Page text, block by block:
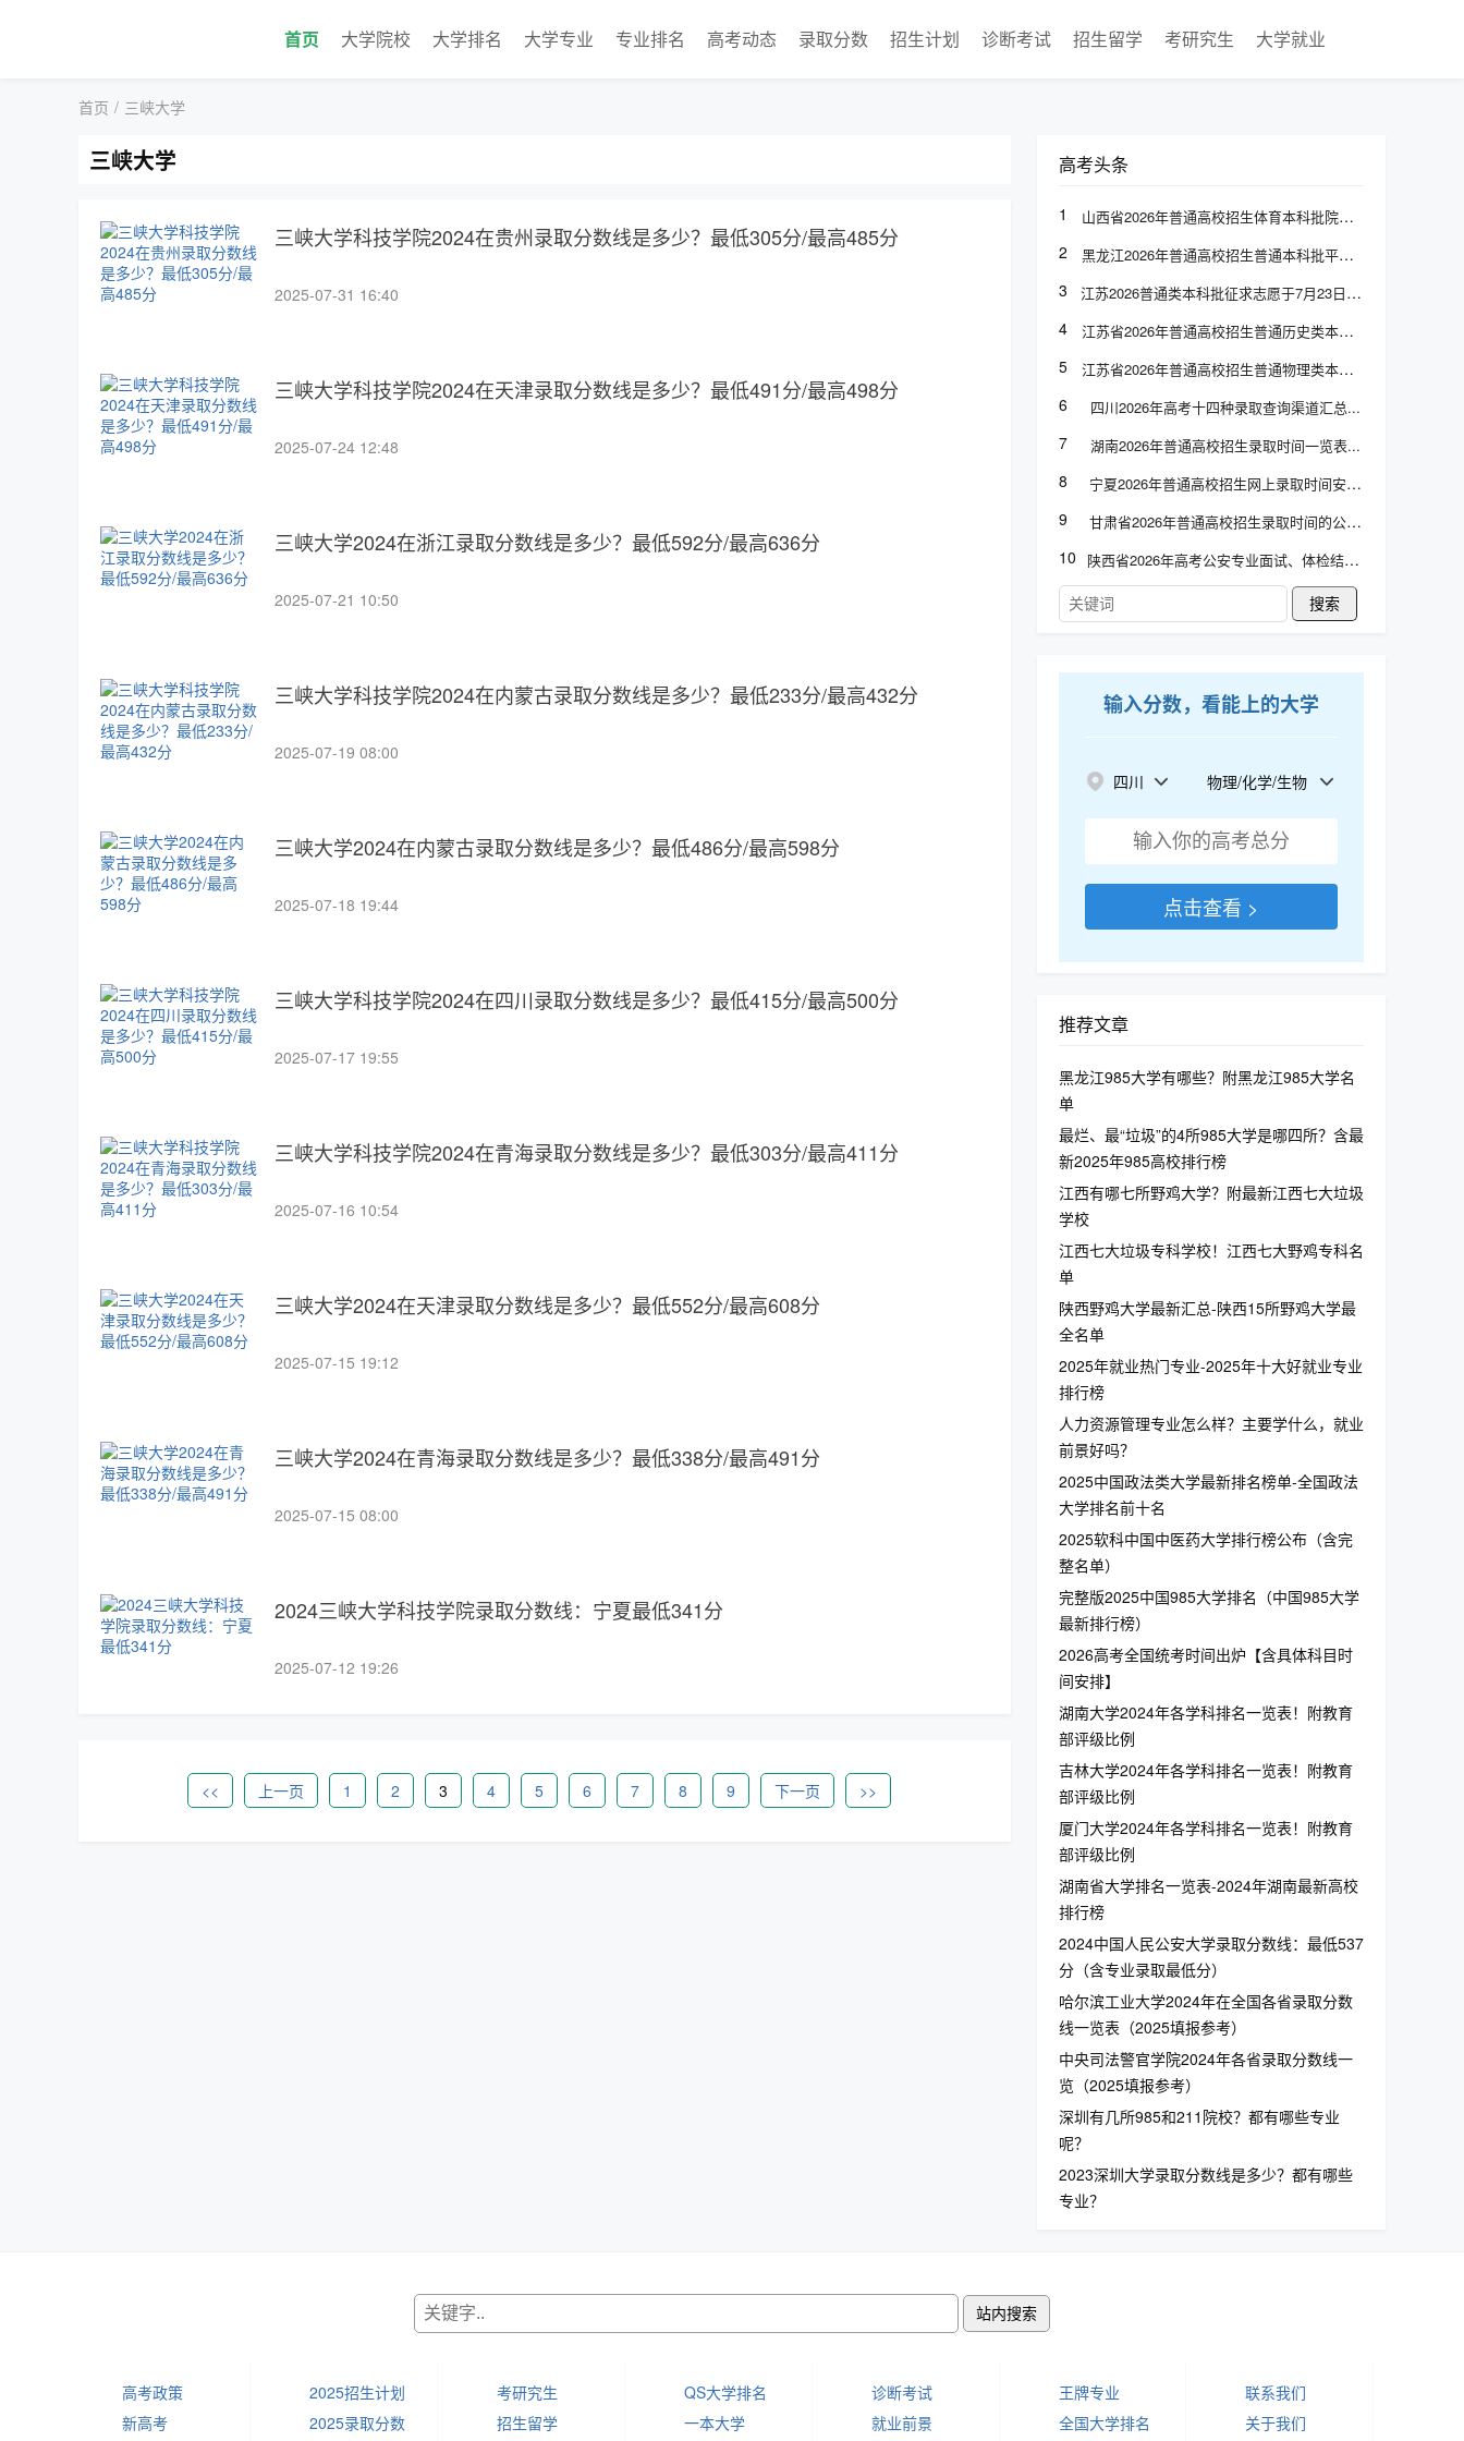
首页 大学院校 大学排名 大学专业 专业排名 高考动态 录取分数 招生计划 诊断考试 招生留学 考研究生 大学就业
首页 / 三峡大学
三峡大学
三峡大学科技学院2024在贵州录取分数线是多少？最低305分/最高485分
2025-07-31 16:40
三峡大学科技学院2024在天津录取分数线是多少？最低491分/最高498分
2025-07-24 12:48
三峡大学2024在浙江录取分数线是多少？最低592分/最高636分
2025-07-21 10:50
三峡大学科技学院2024在内蒙古录取分数线是多少？最低233分/最高432分
2025-07-19 08:00
三峡大学2024在内蒙古录取分数线是多少？最低486分/最高598分
2025-07-18 19:44
三峡大学科技学院2024在四川录取分数线是多少？最低415分/最高500分
2025-07-17 19:55
三峡大学科技学院2024在青海录取分数线是多少？最低303分/最高411分
2025-07-16 10:54
三峡大学2024在天津录取分数线是多少？最低552分/最高608分
2025-07-15 19:12
三峡大学2024在青海录取分数线是多少？最低338分/最高491分
2025-07-15 08:00
2024三峡大学科技学院录取分数线：宁夏最低341分
2025-07-12 19:26
<< 上一页 1 2 3 4 5 6 7 8 9 下一页 >>
高考头条
1
山西省2026年普通高校招生体育本科批院校专业组投档最低分
2
黑龙江2026年普通高校招生普通本科批平行志愿投档分数线发布
3
江苏2026普通类本科批征求志愿于7月23日上午9:00至下午3:00填报
4
江苏省2026年普通高校招生普通历史类本科批次征求志愿计划
5
江苏省2026年普通高校招生普通物理类本科批次征求志愿计划
6
四川2026年高考十四种录取查询渠道汇总
7 湖南2026年普通高校招生录取时间一览表
8
宁夏2026年普通高校招生网上录取时间安排
9
甘肃省2026年普通高校招生录取时间的公告
10
陕西省2026年高考公安专业面试、体检结论查询
搜索
输入分数，看能上的大学
四川 物理/化学/生物
点击查看 >
推荐文章
黑龙江985大学有哪些？附黑龙江985大学名
单
最烂、最“垃圾”的4所985大学是哪四所？含最
新2025年985高校排行榜
江西有哪七所野鸡大学？附最新江西七大垃圾
学校
江西七大垃圾专科学校！江西七大野鸡专科名
单
陕西野鸡大学最新汇总-陕西15所野鸡大学最
全名单
2025年就业热门专业-2025年十大好就业专业
排行榜
人力资源管理专业怎么样？主要学什么，就业
前景好吗？
2025中国政法类大学最新排名榜单-全国政法
大学排名前十名
2025软科中国中医药大学排行榜公布（含完
整名单）
完整版2025中国985大学排名（中国985大学
最新排行榜）
2026高考全国统考时间出炉【含具体科目时
间安排】
湖南大学2024年各学科排名一览表！附教育
部评级比例
吉林大学2024年各学科排名一览表！附教育
部评级比例
厦门大学2024年各学科排名一览表！附教育
部评级比例
湖南省大学排名一览表-2024年湖南最新高校
排行榜
2024中国人民公安大学录取分数线：最低537
分（含专业录取最低分）
哈尔滨工业大学2024年在全国各省录取分数
线一览表（2025填报参考）
中央司法警官学院2024年各省录取分数线一
览（2025填报参考）
深圳有几所985和211院校？都有哪些专业
呢？
2023深圳大学录取分数线是多少？都有哪些
专业？
站内搜索
高考政策
新高考
2025招生计划
2025录取分数
考研究生
招生留学
QS大学排名
一本大学
诊断考试
就业前景
王牌专业
全国大学排名
联系我们
关于我们